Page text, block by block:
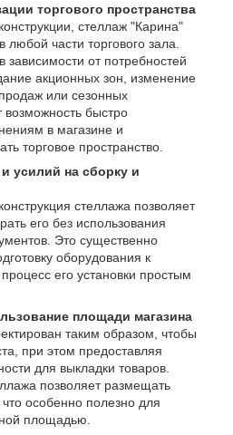
торгового пространства
стеллаж "Карина"
части торгового зала.
зависимости от потребностей
акционных зон, изменение
или сезонных
быстро
в магазине и
торговое пространство.
усилий на сборку и
стеллажа позволяет
его без использования
Это существенно
оборудования к
его установки простым
площади магазина
таким образом, чтобы
при этом предоставляя
для выкладки товаров.
позволяет размещать
особенно полезно для
площадью.